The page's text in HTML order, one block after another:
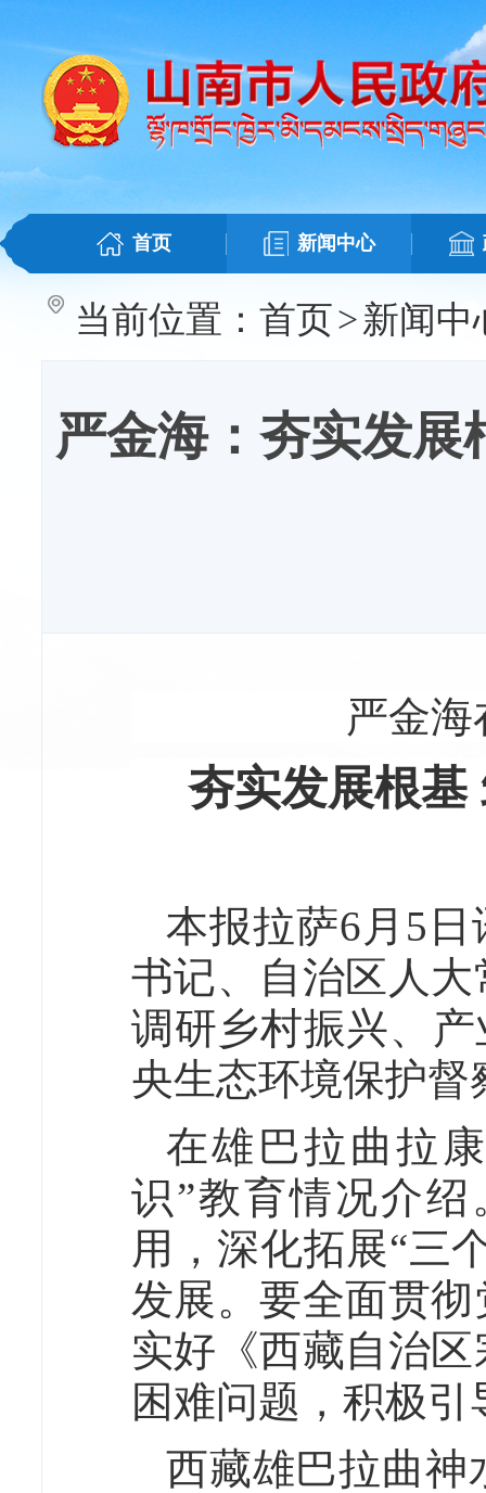
首页 新闻中心
当前位置： 首页>新闻中
严金海：夯实发
严金
夯实发展根基
本报拉萨6月5
书记、自治区人
调研乡村振兴、
央生态环境保护
在雄巴拉曲拉
识”教育情况介
用，深化拓展“三
发展。要全面贯
实好《西藏自治
困难问题，积极
西藏雄巴拉曲神